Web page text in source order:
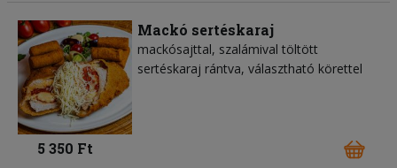
Mackó sertéskaraj
mackósajttal, szalámival töltött
sertéskaraj rántva, választható körettel
5 350 Ft